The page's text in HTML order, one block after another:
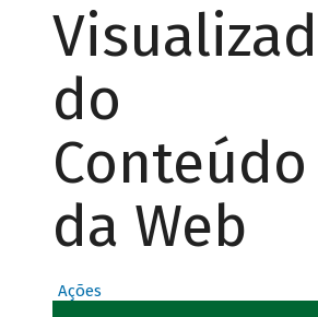
do
Conteúdo
da Web
Ações